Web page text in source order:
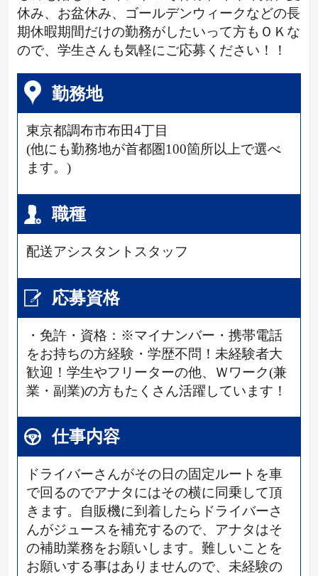
休み、お盆休み、ゴールデンウィークなどの長
期休暇期間だけの勤務がしたいって方もＯＫな
ので、学生さんも気軽にご応募ください！！
勤務地
東京都調布市布田4丁目
(他にも勤務地が首都圏100箇所以上で選べ
ます。)
職種
配送アシスタントスタッフ
応募資格
・免許・資格：※マイナンバー・携帯電話
をお持ちの方経験・学歴不問！未経験者大
歓迎！学生やフリーターの他、Ｗワーク(兼
業・副業)の方もたくさん活躍しています！
仕事内容
ドライバーさんがその日の固定ルートを車
で回るのでアナタにはその横に同乗して頂
きます。自販機に到着したらドライバーさ
んがジュースを補充するので、アナタはそ
の補助業務をお願いします。難しいことを
お願いする事はありませんので、未経験の